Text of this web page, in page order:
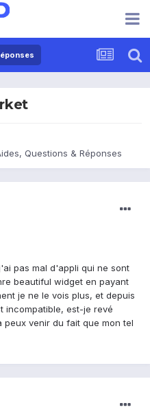
Questions & Réponses
pas mal d'appli qui ne sont
beautiful widget en payant
je ne le vois plus, et depuis
incompatible, est-je revé
venir du fait que mon tel